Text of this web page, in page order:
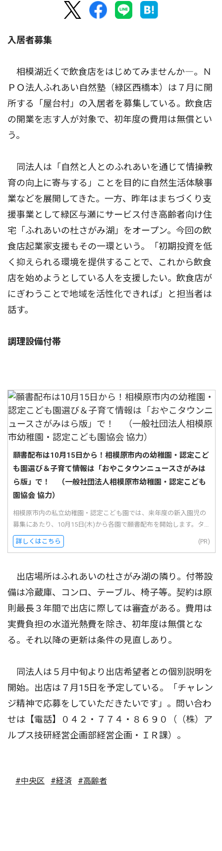
入居者募集
相模湖近くで飲食店をはじめてみませんか―。Ｎ
ＰＯ法人ふれあい自然塾（緑区西橋本）は７月に開
所する「屋台村」の入居者を募集している。飲食店
の開業を志す人が対象で、初年度の費用は無償とい
う。
同法人は「自然と人とのふれあいを通じて情操教
育の向上に寄与する」ことを目的に自然生活体験事
業などを展開してきた。一方、昨年はまちづくり支
援事業として緑区与瀬にサービス付き高齢者向け住
宅「ふれあいの杜さがみ湖」をオープン。今回の飲
食店起業家支援もその一環という。「初期投資を低
く抑えられる環境を提供することで、これから飲食
店を始めようとしている人を支援したい。飲食店が
にぎわうことで地域を活性化できれば」と担当者は
話す。
調理設備付帯
願書配布は10月15日から！相模原市内の幼稚園・認定こど
も園選び＆子育て情報は「おやこタウンニュースさがみは
ら版」で！ （一般社団法人相模原市幼稚園・認定こども
園協会 協力）
相模原市内の私立幼稚園・認定こども園では、来年度の新入園児の
募集にあたり、10月15日(木)から各園で願書配布を開始します。タ...
詳しくはこちら (PR)
出店場所はふれあいの杜さがみ湖の隣り。付帯設
備は冷蔵庫、コンロ、テーブル、椅子等。契約は原
則最長３年間で出店に際しては審査がある。費用は
実費負担の水道光熱費を除き、初年度は無償とな
る。それ以降の更新は条件の見直しあり。
同法人は５月中旬より出店希望者との個別説明を
開始。出店は７月15日を予定している。「チャレン
ジ精神で応募をしていただきたいです」。問い合わ
せは【電話】０４２・７７４・８６９０（（株）ア
ルプス技研経営企画部経営企画・ＩＲ課）。
#中央区 #経済 #高齢者